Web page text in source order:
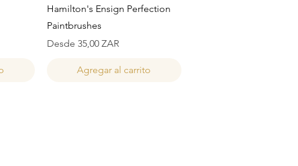
Vista rápida
Hamilton's Ensign Perfection
Paintbrushes
Desde 35,00 ZAR
Precio de oferta
Agregar al carrito